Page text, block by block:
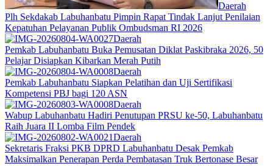
Daerah
Plh Sekdakab Labuhanbatu Pimpin Rapat Tindak Lanjut Penilaian
Kepatuhan Pelayanan Publik Ombudsman RI 2026
Daerah
Pemkab Labuhanbatu Buka Pemusatan Diklat Paskibraka 2026, 50
Pelajar Disiapkan Kibarkan Merah Putih
Daerah
Pemkab Labuhanbatu Siapkan Pelatihan dan Uji Sertifikasi
Kompetensi PBJ bagi 120 ASN
Daerah
Wabup Labuhanbatu Hadiri Penutupan PRSU ke-50, Labuhanbatu
Raih Juara II Lomba Film Pendek
Daerah
Sekretaris Fraksi PKB DPRD Labuhanbatu Desak Pemkab
Maksimalkan Penerapan Perda Pembatasan Truk Bertonase Besar